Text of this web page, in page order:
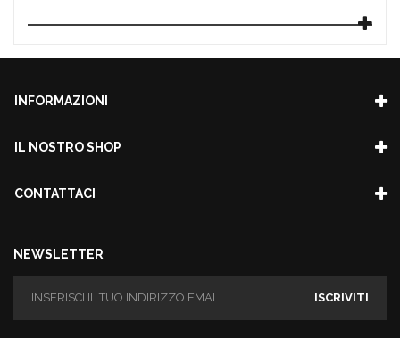
INFORMAZIONI
IL NOSTRO SHOP
CONTATTACI
NEWSLETTER
ISCRIVITI